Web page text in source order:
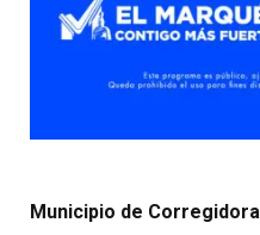
Municipio de Corregidora